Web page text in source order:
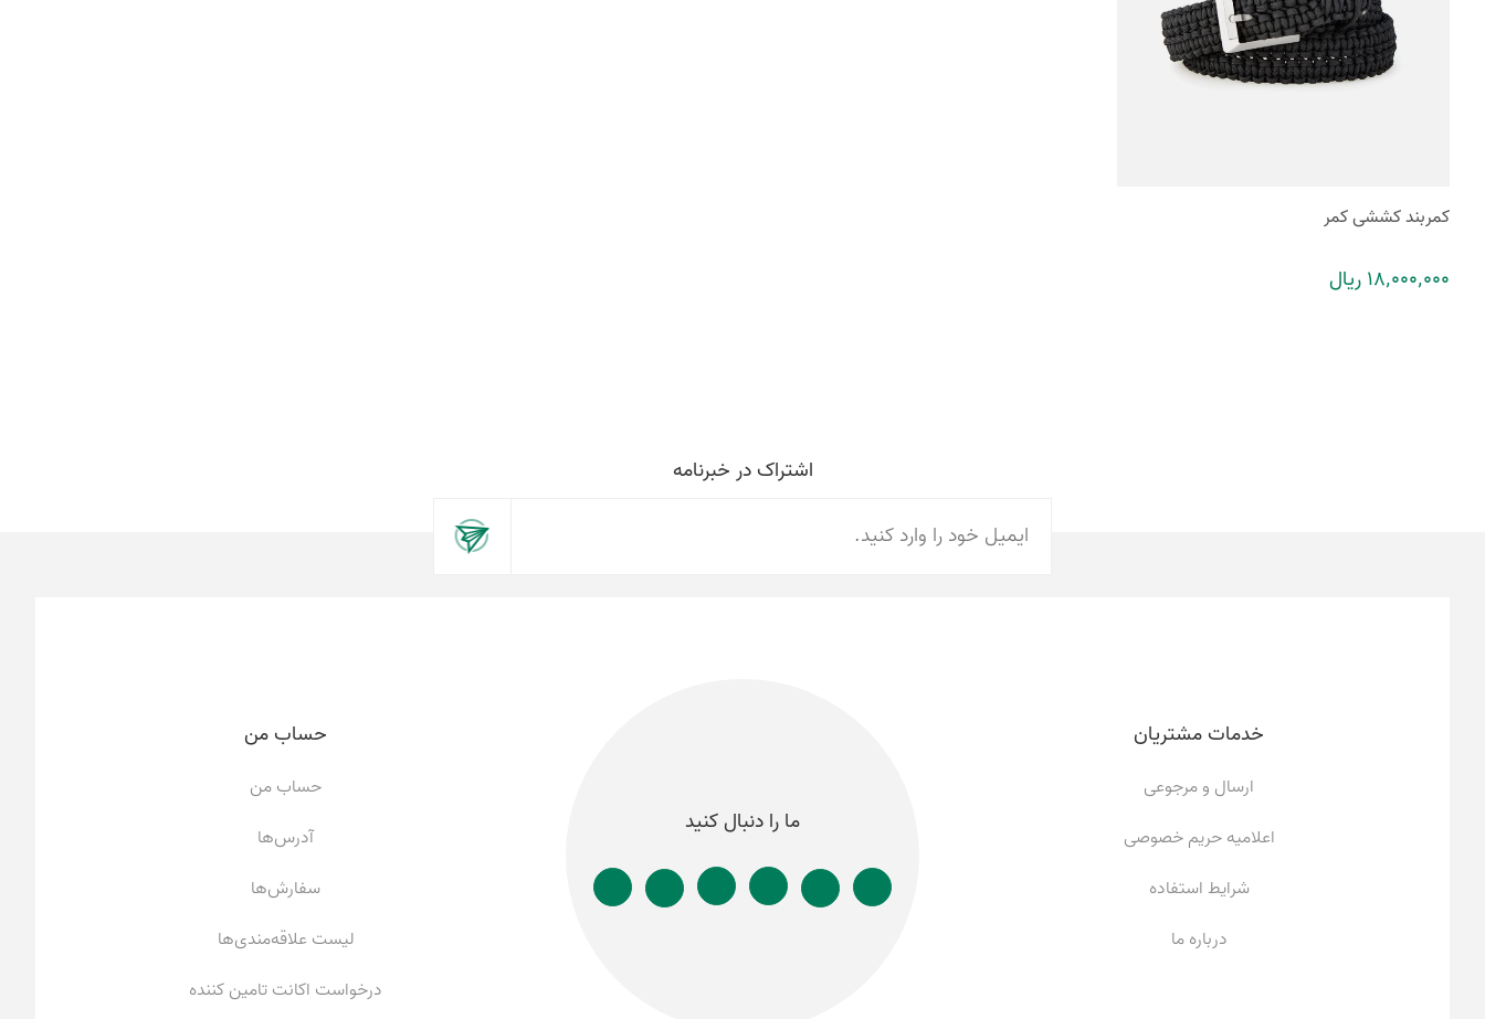
کمربند کششی کمر
18٬000٬000 ریال
اشتراک در خبرنامه
ما را دنبال کنید
خدمات مشتریان
ارسال و مرجوعی
اعلامیه حریم خصوصی
شرایط استفاده
درباره ما
حساب من
حساب من
آدرس‌ها
سفارش‌ها
لیست علاقه‌مندی‌ها
درخواست اکانت تامین کننده